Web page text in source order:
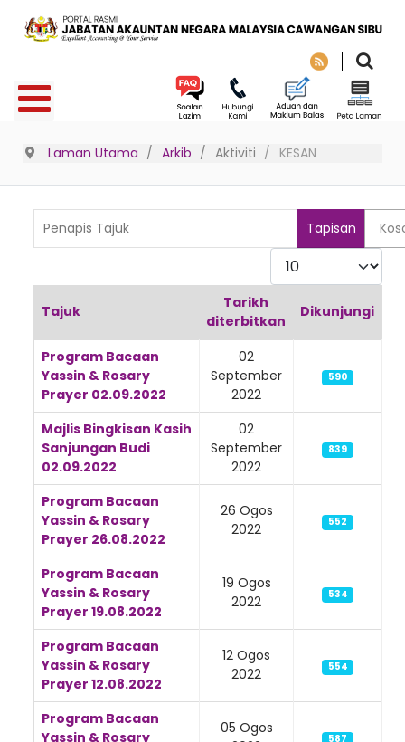
Laman Utama Arkib Aktiviti KESAN
Tapisan
Paparkan
Articles
Tajuk
Tarikh
diterbitkan
Dikunjungi
Program Bacaan
Yassin & Rosary
Prayer 02.09.2022
02
September
2022
590
Majlis Bingkisan Kasih
Sanjungan Budi
02.09.2022
02
September
2022
839
Program Bacaan
Yassin & Rosary
Prayer 26.08.2022
26 Ogos
2022
552
Program Bacaan
Yassin & Rosary
Prayer 19.08.2022
19 Ogos
2022
534
Program Bacaan
Yassin & Rosary
Prayer 12.08.2022
12 Ogos
2022
554
Program Bacaan
Yassin & Rosary
05 Ogos
587